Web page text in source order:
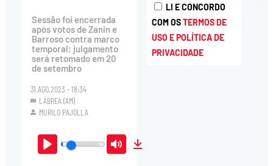
Sessão foi encerrada
após votos de Zanin e
Barroso contra marco
temporal; julgamento
será retomado em 20
de setembro
31.AGO.2023 - 18:34
LÁBREA (AM)
MURILO PAJOLLA
Play Mute
LI E CONCORDO
COM OSTERMOS DE
USO E POLÍTICA DE
PRIVACIDADE